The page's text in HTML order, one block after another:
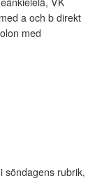
a och b direkt
med
söndagens rubrik,